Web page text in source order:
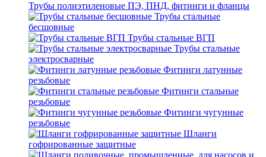
Трубы полиэтиленовые ПЭ, ПНД, фитинги и фланцы
Трубы стальные
бесшовные
Трубы стальные ВГП
Трубы стальные
электросварные
Фитинги латунные
резьбовые
Фитинги стальные
резьбовые
Фитинги чугунные
резьбовые
Шланги
гофрированные защитные